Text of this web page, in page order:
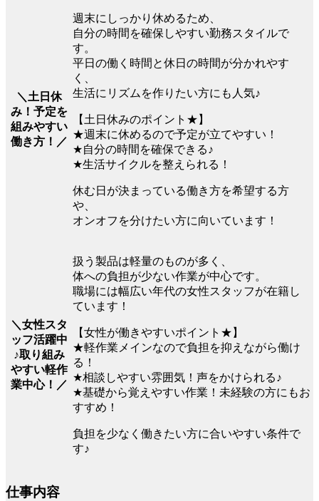
＼土日休
み！予定を
組みやすい
働き方！／
週末にしっかり休めるため、
自分の時間を確保しやすい勤務スタイルで
す。
平日の働く時間と休日の時間が分かれやす
く、
生活にリズムを作りたい方にも人気♪
【土日休みのポイント★】
★週末に休めるので予定が立てやすい！
★自分の時間を確保できる♪
★生活サイクルを整えられる！
休む日が決まっている働き方を希望する方
や、
オンオフを分けたい方に向いています！
＼女性スタ
ッフ活躍中
♪取り組み
やすい軽作
業中心！／
扱う製品は軽量のものが多く、
体への負担が少ない作業が中心です。
職場には幅広い年代の女性スタッフが在籍し
ています！
【女性が働きやすいポイント★】
★軽作業メインなので負担を抑えながら働け
る！
★相談しやすい雰囲気！声をかけられる♪
★基礎から覚えやすい作業！未経験の方にもお
すすめ！
負担を少なく働きたい方に合いやすい条件で
す♪
仕事内容